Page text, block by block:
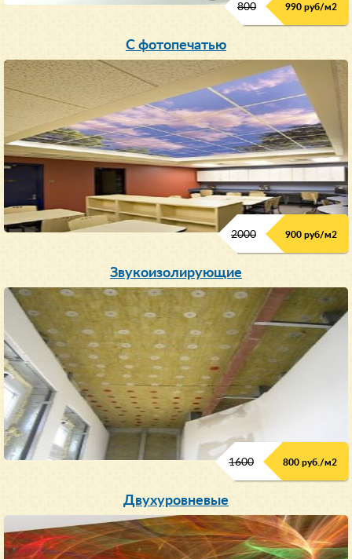
800 990 руб/м2
С фотопечатью
2000 900 руб/м2
Звукоизолирующие
1600 800 руб./м2
Двухуровневые